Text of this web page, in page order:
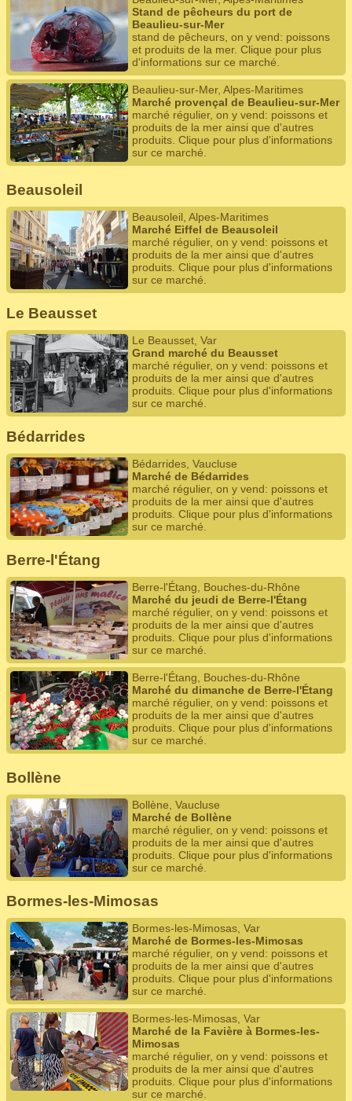
Stand de pêcheurs du port de
Beaulieu-sur-Mer
stand de pêcheurs, on y vend: poissons
et produits de la mer. Clique pour plus
d'informations sur ce marché.
Beaulieu-sur-Mer, Alpes-Maritimes
Marché provençal de Beaulieu-sur-Mer
marché régulier, on y vend: poissons et
produits de la mer ainsi que d'autres
produits. Clique pour plus d'informations
sur ce marché.
Beausoleil
Beausoleil, Alpes-Maritimes
Marché Eiffel de Beausoleil
marché régulier, on y vend: poissons et
produits de la mer ainsi que d'autres
produits. Clique pour plus d'informations
sur ce marché.
Le Beausset
Le Beausset, Var
Grand marché du Beausset
marché régulier, on y vend: poissons et
produits de la mer ainsi que d'autres
produits. Clique pour plus d'informations
sur ce marché.
Bédarrides
Bédarrides, Vaucluse
Marché de Bédarrides
marché régulier, on y vend: poissons et
produits de la mer ainsi que d'autres
produits. Clique pour plus d'informations
sur ce marché.
Berre-l'Étang
Berre-l'Étang, Bouches-du-Rhône
Marché du jeudi de Berre-l'Étang
marché régulier, on y vend: poissons et
produits de la mer ainsi que d'autres
produits. Clique pour plus d'informations
sur ce marché.
Berre-l'Étang, Bouches-du-Rhône
Marché du dimanche de Berre-l'Étang
marché régulier, on y vend: poissons et
produits de la mer ainsi que d'autres
produits. Clique pour plus d'informations
sur ce marché.
Bollène
Bollène, Vaucluse
Marché de Bollène
marché régulier, on y vend: poissons et
produits de la mer ainsi que d'autres
produits. Clique pour plus d'informations
sur ce marché.
Bormes-les-Mimosas
Bormes-les-Mimosas, Var
Marché de Bormes-les-Mimosas
marché régulier, on y vend: poissons et
produits de la mer ainsi que d'autres
produits. Clique pour plus d'informations
sur ce marché.
Bormes-les-Mimosas, Var
Marché de la Favière à Bormes-les-
Mimosas
marché régulier, on y vend: poissons et
produits de la mer ainsi que d'autres
produits. Clique pour plus d'informations
sur ce marché.